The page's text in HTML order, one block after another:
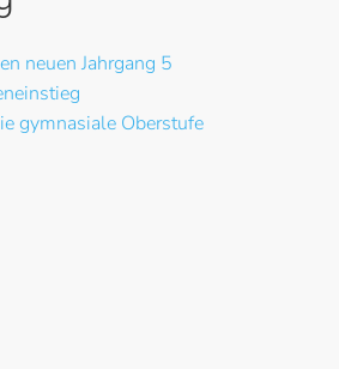
neuen Jahrgang 5
gymnasiale Oberstufe